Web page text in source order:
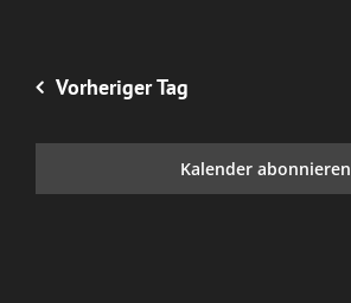
Vorheriger Tag
Kalender abonnieren